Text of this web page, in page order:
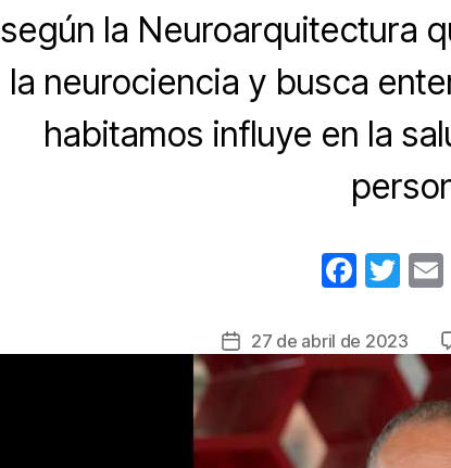
según la Neuroarquitectura
la neurociencia y busca
habitamos influye en la
F
c
e
o
T
tt
er
Fecha
de
entrada
27 de abril de 2023